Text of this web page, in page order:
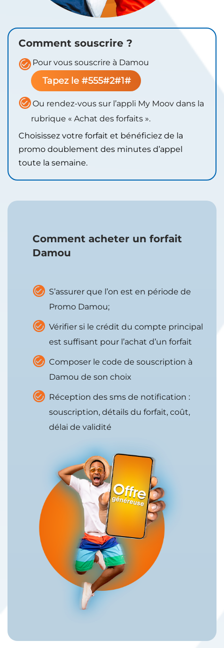
Comment souscrire ?
Pour vous souscrire à Damou
Tapez le #555#2#1#
Ou rendez-vous sur l’appli My Moov dans la
rubrique « Achat des forfaits ».
Choisissez votre forfait et bénéficiez de la
promo doublement des minutes d’appel
toute la semaine.
Comme​nt acheter un forfait
Damou
S’assurer que l’on est en période de
Promo Damou;
Vérifier si le crédit du compte principal
est suffisant pour l’achat d’un forfait
Composer le code de souscription à
Damou de son choix
Réception des sms de notification :
souscription, détails du forfait, coût,
délai de validité